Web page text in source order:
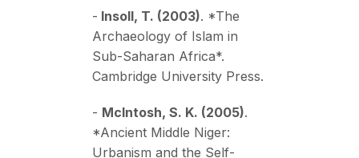
- Insoll, T. (2003). *The
Archaeology of Islam in
Sub-Saharan Africa*.
Cambridge University Press.
- McIntosh, S. K. (2005).
*Ancient Middle Niger:
Urbanism and the Self-